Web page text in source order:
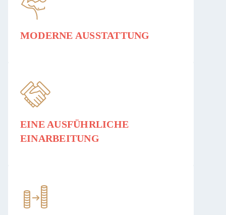
MODERNE AUSSTATTUNG
EINE AUSFÜHRLICHE
EINARBEITUNG